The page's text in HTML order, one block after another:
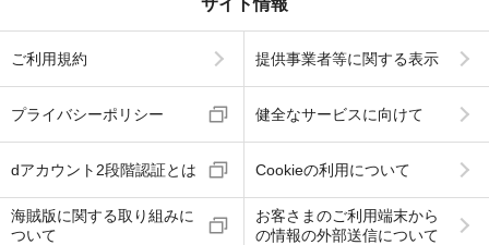
ご利用規約 提供事業者等に関する表示
プライバシーポリシー 健全なサービスに向けて
dアカウント2段階認証とは Cookieの利用について
海賊版に関する取り組みに
ついて
お客さまのご利用端末から
の情報の外部送信について